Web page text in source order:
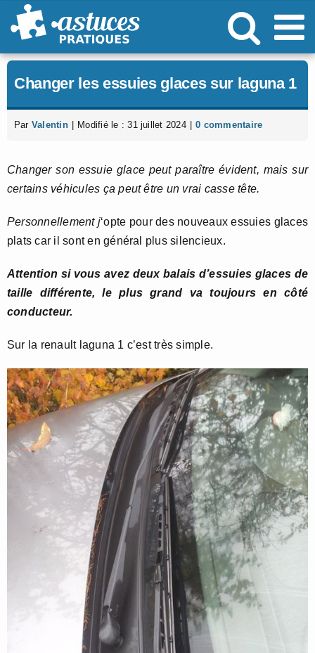
Passer
au
Changer les essuies glaces sur laguna 1
Par Valentin Modifié le : 31 juillet 2024 0 commentaire
Changer son essuie glace peut paraître évident, mais sur
certains véhicules ça peut être un vrai casse tête.
Personnellement j‘opte pour des nouveaux essuies glaces
plats car il sont en général plus silencieux.
Attention si vous avez deux balais d’essuies glaces de
taille différente, le plus grand va toujours en côté
conducteur.
Sur la renault laguna 1 c’est très simple.